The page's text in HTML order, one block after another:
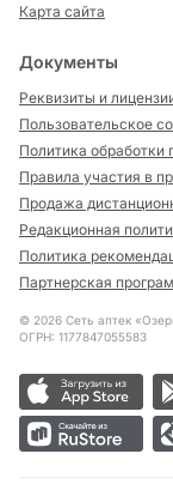
Карта сайта
Документы
Реквизиты и
Пользовательское
Политика обработки
Правила участия в
Продажа
Редакционная
Политика
Партнерская
© 2026 Сеть аптек
ОГРН: 1177847055583